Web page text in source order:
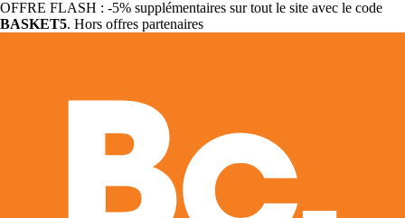
OFFRE FLASH : -5% supplémentaires sur tout le site avec le code
BASKET5. Hors offres partenaires